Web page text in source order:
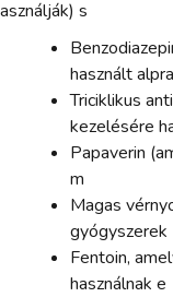
asználják) s
használt
Triciklikus
kezelésére
Papaverin
m
Magas
gyógyszerek
Fentoin,
használnak e